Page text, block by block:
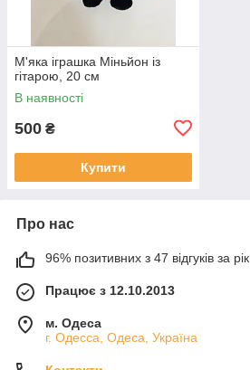
М'яка іграшка Міньйон із
гітарою, 20 см
В наявності
500 ₴
Купити
Про нас
96% позитивних з 47 відгуків за рік
Працює з 12.10.2013
м. Одеса
г. Одесса, Одеса, Україна